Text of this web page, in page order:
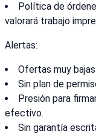
Política de
valorará trabajo
Alertas:
Ofertas muy
Sin plan de
Presión para
efectivo.
Sin garantía